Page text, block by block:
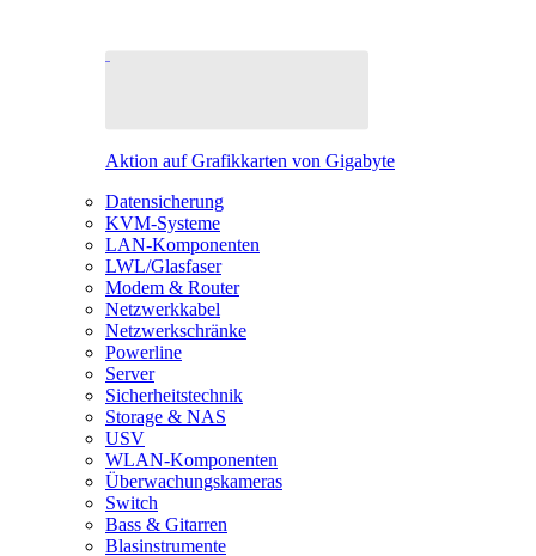
Aktion auf Grafikkarten von Gigabyte
Datensicherung
KVM-Systeme
LAN-Komponenten
LWL/Glasfaser
Modem & Router
Netzwerkkabel
Netzwerkschränke
Powerline
Server
Sicherheitstechnik
Storage & NAS
USV
WLAN-Komponenten
Überwachungskameras
Switch
Bass & Gitarren
Blasinstrumente